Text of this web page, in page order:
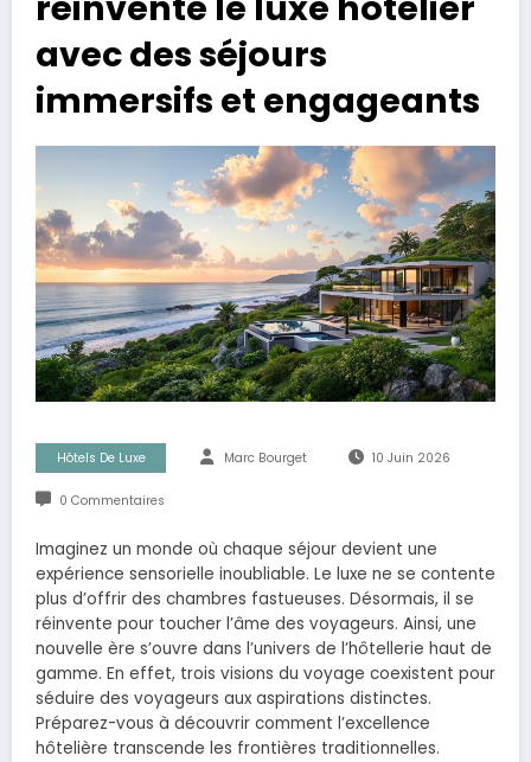
avec des séjours
immersifs et engageants
Hôtels De Luxe Marc Bourget 10 Juin 2026
0 Commentaires
Imaginez un monde où chaque séjour devient une
expérience sensorielle inoubliable. Le luxe ne se contente
plus d’offrir des chambres fastueuses. Désormais, il se
réinvente pour toucher l’âme des voyageurs. Ainsi, une
nouvelle ère s’ouvre dans l’univers de l’hôtellerie haut de
gamme. En effet, trois visions du voyage coexistent pour
séduire des voyageurs aux aspirations distinctes.
Préparez-vous à découvrir comment l’excellence
hôtelière transcende les frontières traditionnelles.